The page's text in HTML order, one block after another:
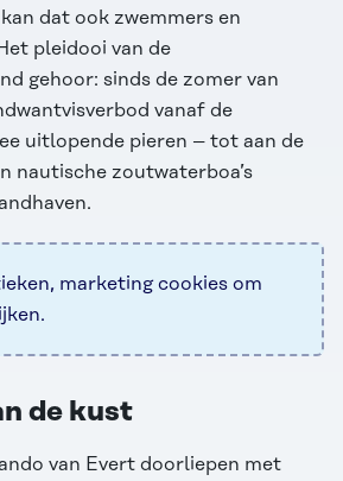
dat ook zwemmers en
pleidooi van de
gehoor: sinds de zomer van
vanaf de
uitlopende pieren – tot aan de
nautische zoutwaterboa’s
marketingcookies om
de kust
van Evert doorliepen met